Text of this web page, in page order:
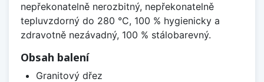
nepřekonatelně nerozbitný, nepřekonatelně
tepluvzdorný do 280 °C, 100 % hygienicky a
zdravotně nezávadný, 100 % stálobarevný.
Obsah balení
Granitový dřez